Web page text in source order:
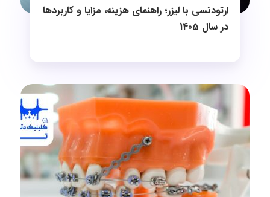
ارتودنسی با لیزر؛ راهنمای هزینه، مزایا و کاربردها
در سال 1405